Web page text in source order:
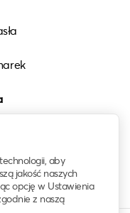
aby
jakość naszych
opcję w Ustawienia
z naszą